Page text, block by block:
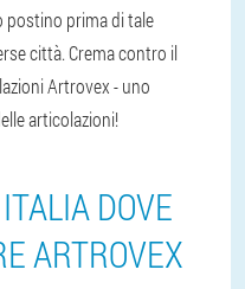
postino prima di tale
città. Crema contro il
Artrovex - uno
articolazioni!
DOVE
ARTROVEX